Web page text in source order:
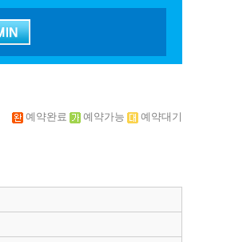
예약완료 예약가능 예약대기